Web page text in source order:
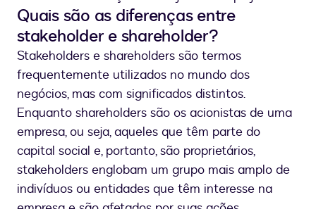
Quais são as diferenças entre
stakeholder e shareholder?
Stakeholders e shareholders são termos
frequentemente utilizados no mundo dos
negócios, mas com significados distintos.
Enquanto shareholders são os acionistas de uma
empresa, ou seja, aqueles que têm parte do
capital social e, portanto, são proprietários,
stakeholders englobam um grupo mais amplo de
indivíduos ou entidades que têm interesse na